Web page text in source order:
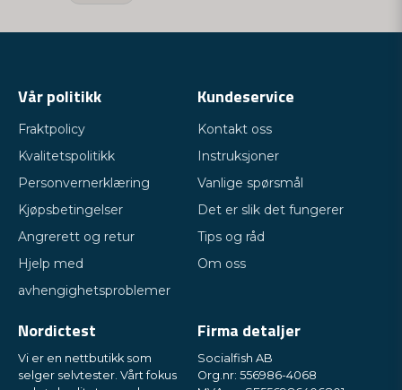
Vår politikk
Fraktpolicy
Kvalitetspolitikk
Personvernerklæring
Kjøpsbetingelser
Angrerett og retur
Hjelp med
avhengighetsproblemer
Kundeservice
Kontakt oss
Instruksjoner
Vanlige spørsmål
Det er slik det fungerer
Tips og råd
Om oss
Nordictest
Vi er en nettbutikk som
selger selvtester. Vårt fokus
Firma detaljer
Socialfish AB
Org.nr: 556986-4068